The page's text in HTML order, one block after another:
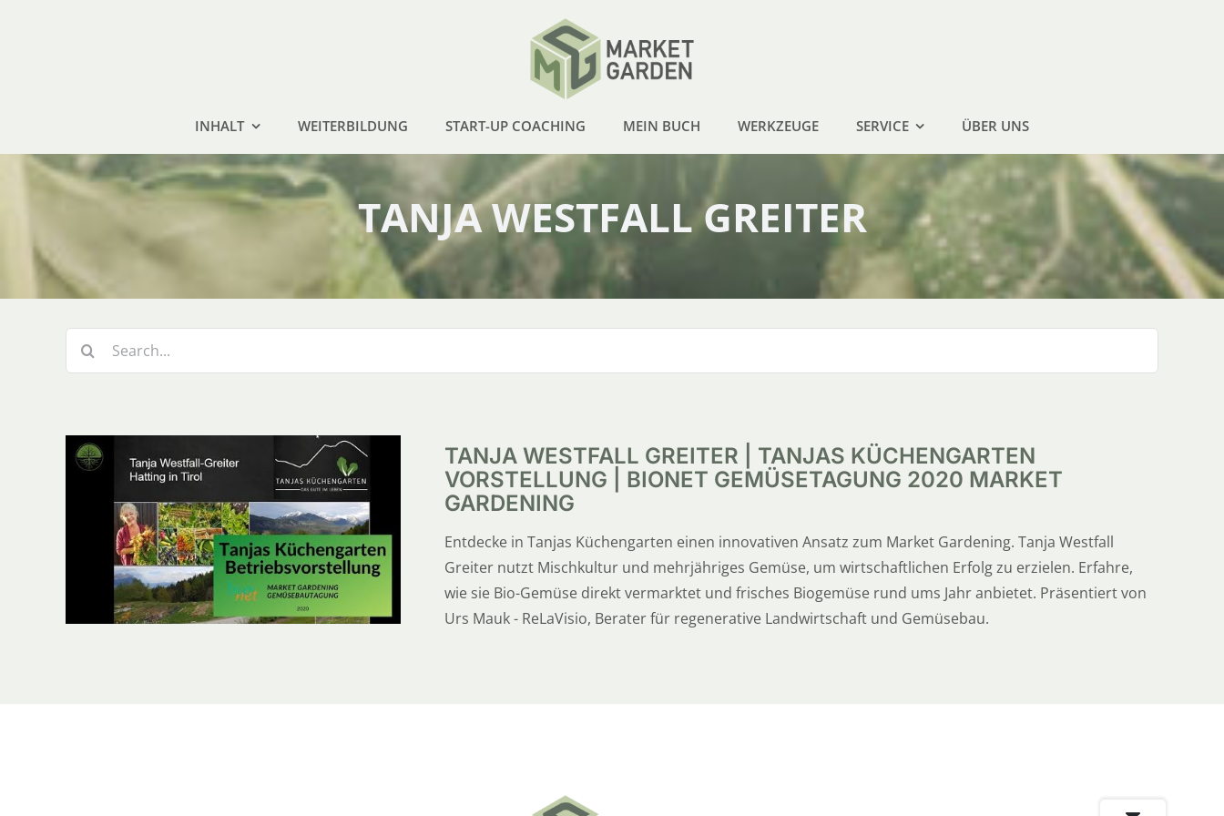
INHALT WEITERBILDUNG START-UP COACHING MEIN BUCH WERKZEUGE SERVICE ÜBER UNS
TANJA WESTFALL GREITER
Suche
nach:
TANJA WESTFALL GREITER | TANJAS KÜCHENGARTEN
VORSTELLUNG | BIONET GEMÜSETAGUNG 2020 MARKET
GARDENING
Entdecke in Tanjas Küchengarten einen innovativen Ansatz zum Market Gardening. Tanja Westfall
Greiter nutzt Mischkultur und mehrjähriges Gemüse, um wirtschaftlichen Erfolg zu erzielen. Erfahre,
wie sie Bio-Gemüse direkt vermarktet und frisches Biogemüse rund ums Jahr anbietet. Präsentiert von
Urs Mauk - ReLaVisio, Berater für regenerative Landwirtschaft und Gemüsebau.